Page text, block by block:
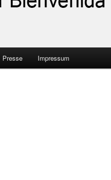
Presse Impressum